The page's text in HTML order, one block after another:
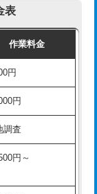
表
作業料金
円
円
調査
円～